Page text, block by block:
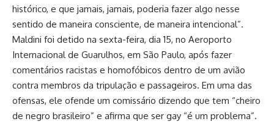
histórico, e que jamais, jamais, poderia fazer algo nesse
sentido de maneira consciente, de maneira intencional”.
Maldini foi detido na sexta-feira, dia 15, no Aeroporto
Internacional de Guarulhos, em São Paulo, após fazer
comentários racistas e homofóbicos dentro de um avião
contra membros da tripulação e passageiros. Em uma das
ofensas, ele ofende um comissário dizendo que tem “cheiro
de negro brasileiro” e afirma que ser gay “é um problema”.